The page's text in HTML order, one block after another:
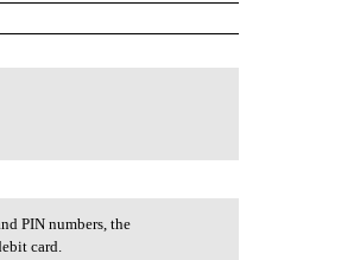
PIN numbers, the
card.